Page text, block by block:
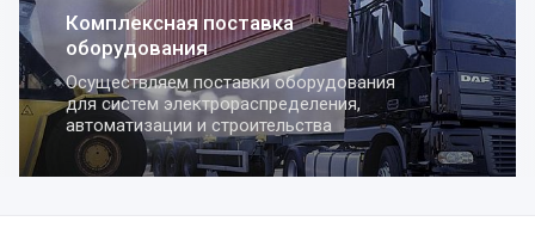
Комплексная поставка
оборудования
Осуществляем поставки оборудования
для систем электрораспределения,
автоматизации и строительства